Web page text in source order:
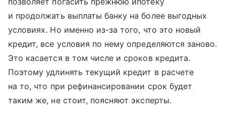
и продолжать выплаты банку на более выгодных
условиях. Но именно из-за того, что это новый
кредит, все условия по нему определяются заново.
Это касается в том числе и сроков кредита.
Поэтому удлинять текущий кредит в расчете
на то, что при рефинансировании срок будет
таким же, не стоит, поясняют эксперты.